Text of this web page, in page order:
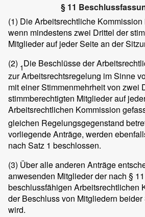
§ 11
(1) Die Arbeitsrechtliche
wenn mindestens zwei Drittel der
Mitglieder auf jeder Seite an der
(2) 1Die Beschlüsse der
zur Arbeitsrechtsregelung im Sinne
mit einer Stimmenmehrheit von zwei
stimmberechtigten Mitglieder auf
Arbeitsrechtlichen Kommission
gleichen Regelungsgegenstand
vorliegende Anträge, werden
nach Satz 1 beschlossen.
(3) Über alle anderen Anträge
anwesenden Mitglieder der nach §
beschlussfähigen Arbeitsrechtlichen
der Beschluss von Mitgliedern
wird.